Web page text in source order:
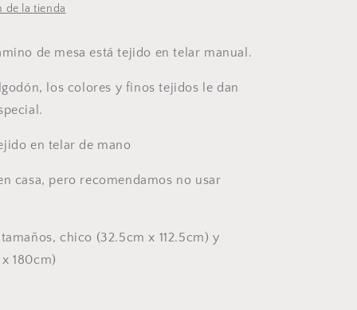
de la tienda
de mesa está tejido en telar manual.
los colores y finos tejidos le dan
en telar de mano
casa, pero recomendamos no usar
chico (32.5cm x 112.5cm) y
180cm)